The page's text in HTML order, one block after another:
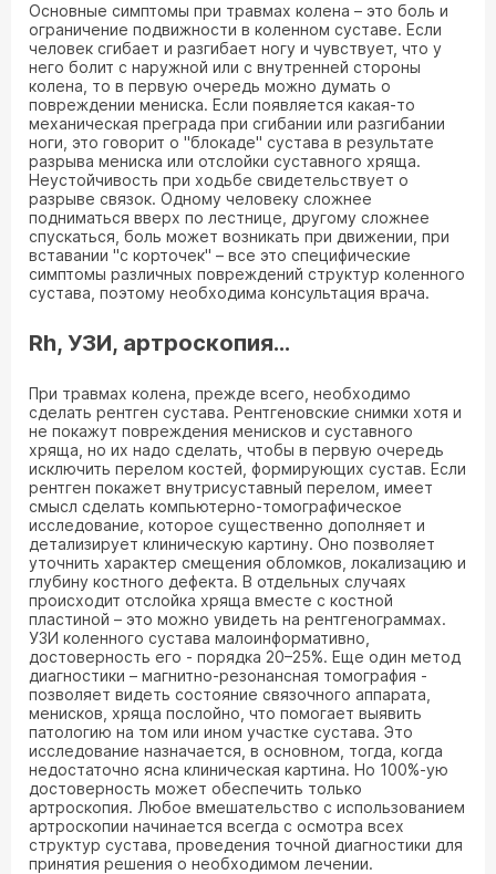
Основные симптомы при травмах колена – это боль и
ограничение подвижности в коленном суставе. Если
человек сгибает и разгибает ногу и чувствует, что у
него болит с наружной или с внутренней стороны
колена, то в первую очередь можно думать о
повреждении мениска. Если появляется какая-то
механическая преграда при сгибании или разгибании
ноги, это говорит о "блокаде" сустава в результате
разрыва мениска или отслойки суставного хряща.
Неустойчивость при ходьбе свидетельствует о
разрыве связок. Одному человеку сложнее
подниматься вверх по лестнице, другому сложнее
спускаться, боль может возникать при движении, при
вставании "с корточек" – все это специфические
симптомы различных повреждений структур коленного
сустава, поэтому необходима консультация врача.
Rh, УЗИ, артроскопия…
При травмах колена, прежде всего, необходимо
сделать рентген сустава. Рентгеновские снимки хотя и
не покажут повреждения менисков и суставного
хряща, но их надо сделать, чтобы в первую очередь
исключить перелом костей, формирующих сустав. Если
рентген покажет внутрисуставный перелом, имеет
смысл сделать компьютерно-томографическое
исследование, которое существенно дополняет и
детализирует клиническую картину. Оно позволяет
уточнить характер смещения обломков, локализацию и
глубину костного дефекта. В отдельных случаях
происходит отслойка хряща вместе с костной
пластиной – это можно увидеть на рентгенограммах.
УЗИ коленного сустава малоинформативно,
достоверность его - порядка 20–25%. Еще один метод
диагностики – магнитно-резонансная томография -
позволяет видеть состояние связочного аппарата,
менисков, хряща послойно, что помогает выявить
патологию на том или ином участке сустава. Это
исследование назначается, в основном, тогда, когда
недостаточно ясна клиническая картина. Но 100%-ую
достоверность может обеспечить только
артроскопия. Любое вмешательство с использованием
артроскопии начинается всегда с осмотра всех
структур сустава, проведения точной диагностики для
принятия решения о необходимом лечении.